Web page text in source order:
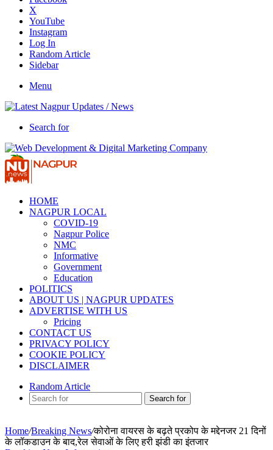
X
YouTube
Instagram
Log In
Random Article
Sidebar
Menu
Search for
HOME
NAGPUR LOCAL
COVID-19
Nagpur Police
NMC
Informative
Government
Education
POLITICS
ABOUT US | NAGPUR UPDATES
ADVERTISE WITH US
Pricing
CONTACT US
PRIVACY POLICY
COOKIE POLICY
DISCLAIMER
Random Article
Search for
Home/Breaking News/कोरोना वायरस के बढ़ते प्रकोप के मद्देनजर 21 दिनों
के लॉकडाउन के बाद,रेल सेवाओं के लिए हरी झंडी का इंतजार